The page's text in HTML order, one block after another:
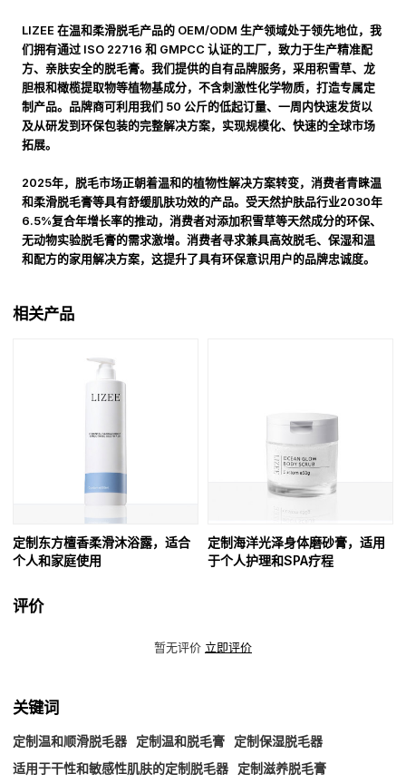
LIZEE 在温和柔滑脱毛产品的 OEM/ODM 生产领域处于领先地位，我
们拥有通过 ISO 22716 和 GMPCC 认证的工厂，致力于生产精准配
方、亲肤安全的脱毛膏。我们提供的自有品牌服务，采用积雪草、龙
胆根和橄榄提取物等植物基成分，不含刺激性化学物质，打造专属定
制产品。品牌商可利用我们 50 公斤的低起订量、一周内快速发货以
及从研发到环保包装的完整解决方案，实现规模化、快速的全球市场
拓展。
2025年，脱毛市场正朝着温和的植物性解决方案转变，消费者青睐温
和柔滑脱毛膏等具有舒缓肌肤功效的产品。受天然护肤品行业2030年
6.5%复合年增长率的推动，消费者对添加积雪草等天然成分的环保、
无动物实验脱毛膏的需求激增。消费者寻求兼具高效脱毛、保湿和温
和配方的家用解决方案，这提升了具有环保意识用户的品牌忠诚度。
相关产品
定制东方檀香柔滑沐浴露，适合
个人和家庭使用
定制海洋光泽身体磨砂膏，适用
于个人护理和SPA疗程
评价
暂无评价 立即评价
关键词
定制温和顺滑脱毛器 定制温和脱毛膏
定制保湿脱毛器
适用于干性和敏感性肌肤的定制脱毛器
定制滋养脱毛膏